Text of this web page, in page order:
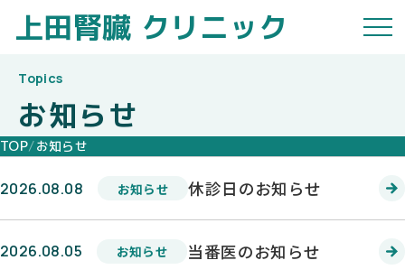
上田腎臓 クリニック
お知らせ
TOP お知らせ
2026.08.08 お知らせ 休診日のお知らせ
2026.08.05 お知らせ 当番医のお知らせ